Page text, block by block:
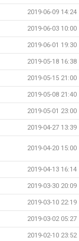
2019-06-09 14:24
2019-06-03 10:00
2019-06-01 19:30
2019-05-18 16:38
2019-05-15 21:00
2019-05-08 21:40
2019-05-01 23:00
2019-04-27 13:39
2019-04-20 15:00
2019-04-13 16:14
2019-03-30 20:09
2019-03-10 22:19
2019-03-02 05:27
2019-02-10 23:52